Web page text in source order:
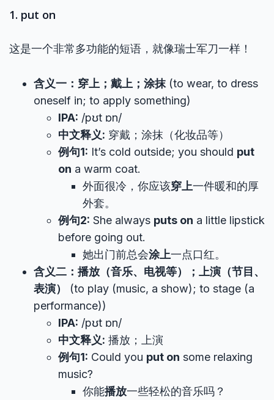
1. put on
这是一个非常多功能的短语，就像瑞士军刀一样！
含义一：穿上；戴上；涂抹 (to wear, to dress
oneself in; to apply something)
IPA: /pʊt ɒn/
中文释义: 穿戴；涂抹（化妆品等）
例句1: It’s cold outside; you should put
on a warm coat.
外面很冷，你应该穿上一件暖和的厚
外套。
例句2: She always puts on a little lipstick
before going out.
她出门前总会涂上一点口红。
含义二：播放（音乐、电视等）；上演（节目、
表演）
(to play (music, a show); to stage (a
performance))
IPA: /pʊt ɒn/
中文释义: 播放；上演
例句1: Could you put on some relaxing
music?
你能播放一些轻松的音乐吗？